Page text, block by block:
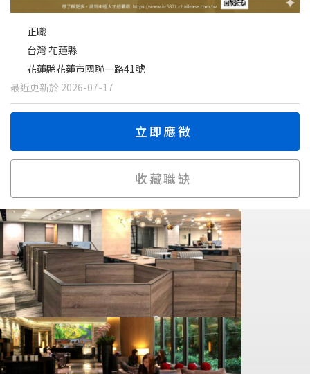
正職
台灣 花蓮縣
花蓮縣花蓮市國聯一路41號
最近更新於 2026-07-17
立即應徵
收藏職缺